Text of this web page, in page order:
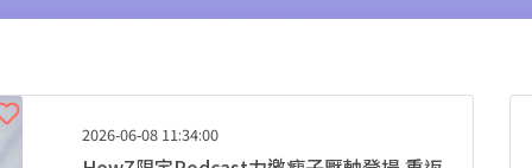
2026-06-08 11:34:00